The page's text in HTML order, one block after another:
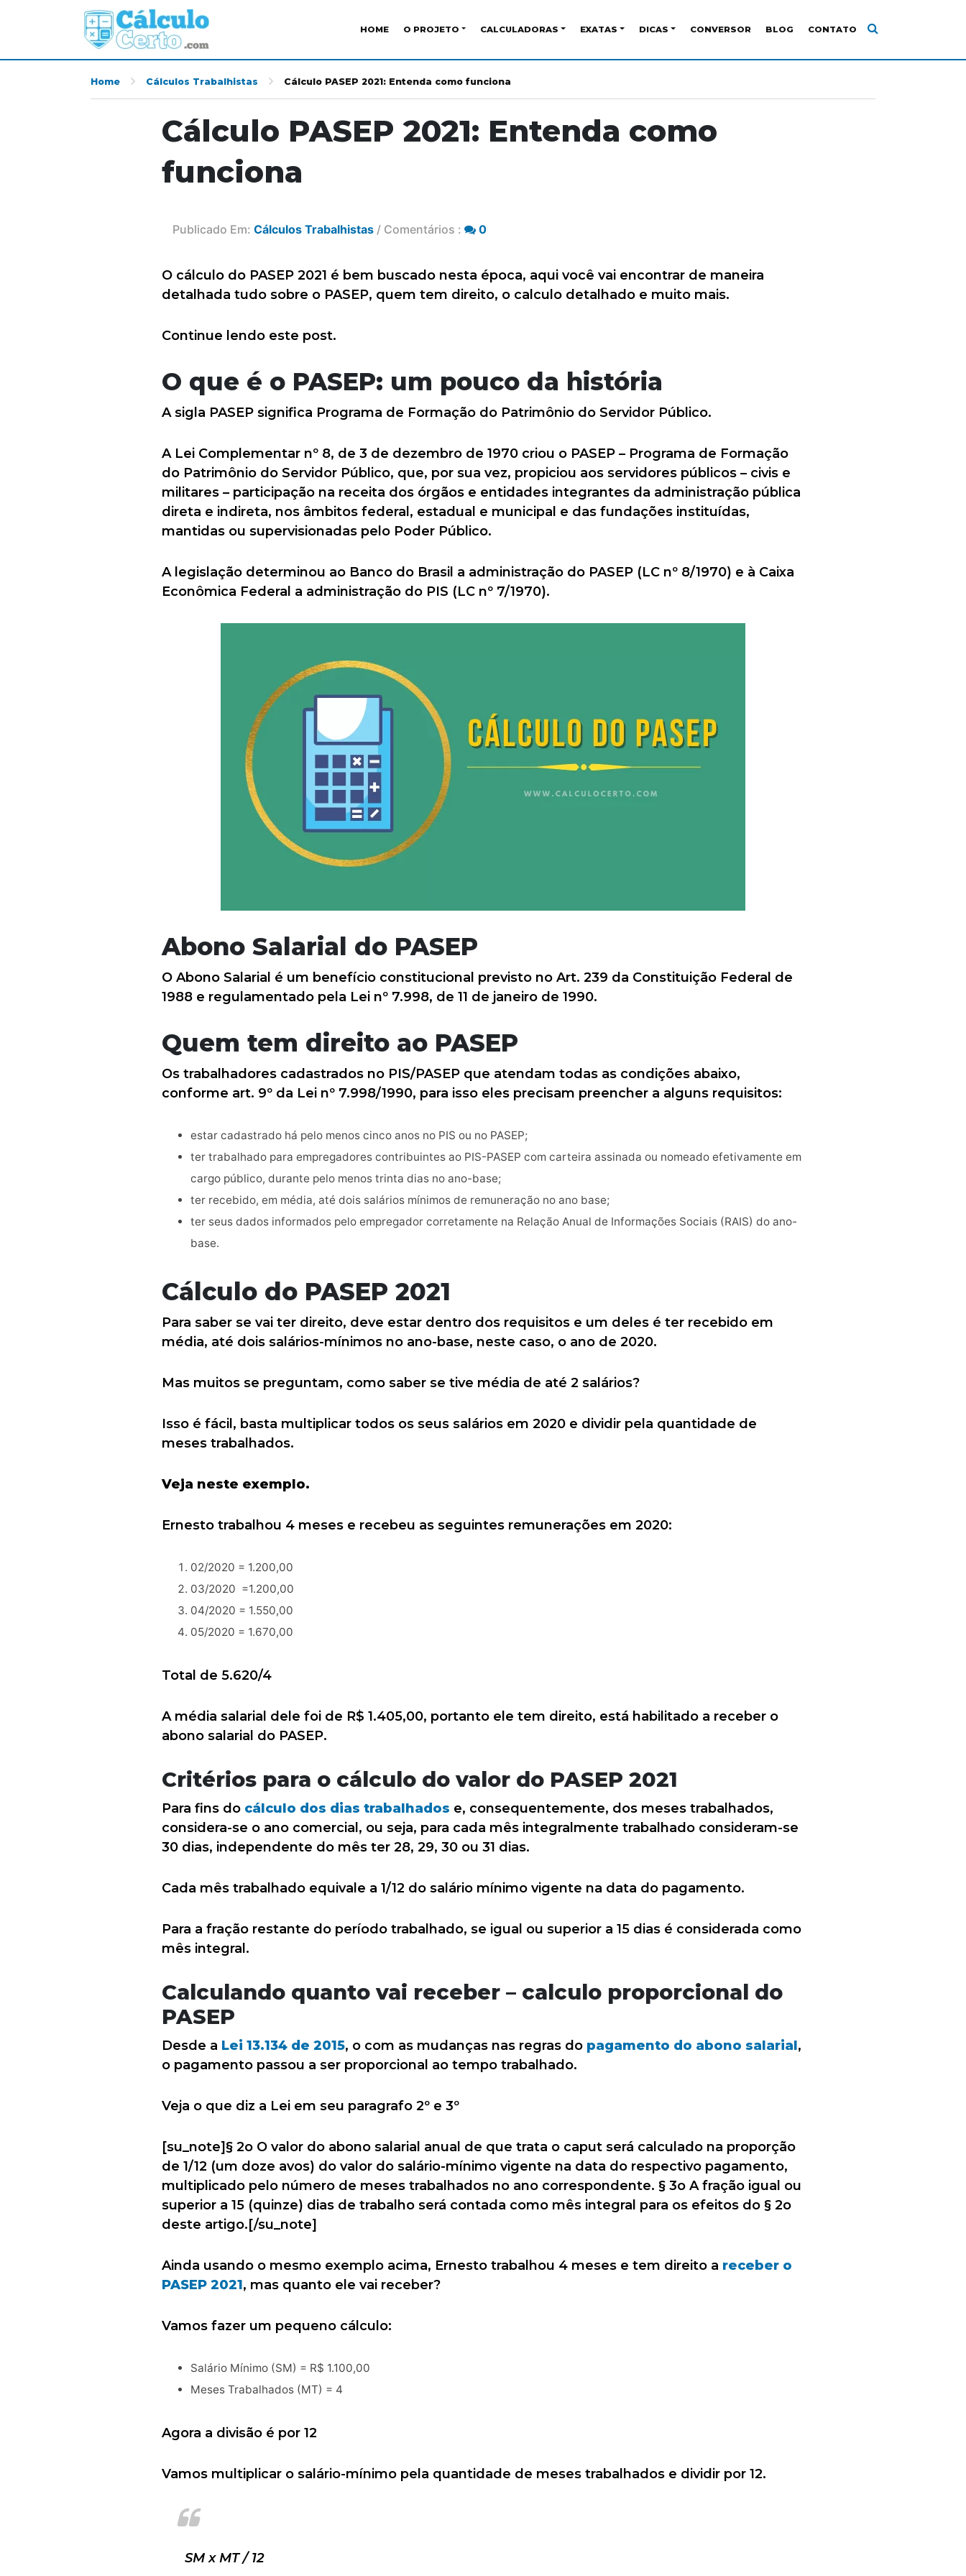
HOME O PROJETO CALCULADORAS EXATAS DICAS CONVERSOR BLOG CONTATO
Home Cálculos Trabalhistas Cálculo PASEP 2021: Entenda como funciona
Cálculo PASEP 2021: Entenda como
funciona
Publicado Em: Cálculos Trabalhistas / Comentários : 0
O cálculo do PASEP 2021 é bem buscado nesta época, aqui você vai encontrar de maneira
detalhada tudo sobre o PASEP, quem tem direito, o calculo detalhado e muito mais.
Continue lendo este post.
O que é o PASEP: um pouco da história
A sigla PASEP significa Programa de Formação do Patrimônio do Servidor Público.
A Lei Complementar nº 8, de 3 de dezembro de 1970 criou o PASEP – Programa de Formação
do Patrimônio do Servidor Público, que, por sua vez, propiciou aos servidores públicos – civis e
militares – participação na receita dos órgãos e entidades integrantes da administração pública
direta e indireta, nos âmbitos federal, estadual e municipal e das fundações instituídas,
mantidas ou supervisionadas pelo Poder Público.
A legislação determinou ao Banco do Brasil a administração do PASEP (LC nº 8/1970) e à Caixa
Econômica Federal a administração do PIS (LC nº 7/1970).
Abono Salarial do PASEP
O Abono Salarial é um benefício constitucional previsto no Art. 239 da Constituição Federal de
1988 e regulamentado pela Lei nº 7.998, de 11 de janeiro de 1990.
Quem tem direito ao PASEP
Os trabalhadores cadastrados no PIS/PASEP que atendam todas as condições abaixo,
conforme art. 9º da Lei nº 7.998/1990, para isso eles precisam preencher a alguns requisitos:
estar cadastrado há pelo menos cinco anos no PIS ou no PASEP;
ter trabalhado para empregadores contribuintes ao PIS-PASEP com carteira assinada ou nomeado efetivamente em
cargo público, durante pelo menos trinta dias no ano-base;
ter recebido, em média, até dois salários mínimos de remuneração no ano base;
ter seus dados informados pelo empregador corretamente na Relação Anual de Informações Sociais (RAIS) do ano-
base.
Cálculo do PASEP 2021
Para saber se vai ter direito, deve estar dentro dos requisitos e um deles é ter recebido em
média, até dois salários-mínimos no ano-base, neste caso, o ano de 2020.
Mas muitos se preguntam, como saber se tive média de até 2 salários?
Isso é fácil, basta multiplicar todos os seus salários em 2020 e dividir pela quantidade de
meses trabalhados.
Veja neste exemplo.
Ernesto trabalhou 4 meses e recebeu as seguintes remunerações em 2020:
02/2020 = 1.200,00
03/2020 =1.200,00
04/2020 = 1.550,00
05/2020 = 1.670,00
Total de 5.620/4
A média salarial dele foi de R$ 1.405,00, portanto ele tem direito, está habilitado a receber o
abono salarial do PASEP.
Critérios para o cálculo do valor do PASEP 2021
Para fins do cálculo dos dias trabalhados e, consequentemente, dos meses trabalhados,
considera-se o ano comercial, ou seja, para cada mês integralmente trabalhado consideram-se
30 dias, independente do mês ter 28, 29, 30 ou 31 dias.
Cada mês trabalhado equivale a 1/12 do salário mínimo vigente na data do pagamento.
Para a fração restante do período trabalhado, se igual ou superior a 15 dias é considerada como
mês integral.
Calculando quanto vai receber – calculo proporcional do
PASEP
Desde a Lei 13.134 de 2015, o com as mudanças nas regras do pagamento do abono salarial,
o pagamento passou a ser proporcional ao tempo trabalhado.
Veja o que diz a Lei em seu paragrafo 2º e 3º
[su_note]§ 2o O valor do abono salarial anual de que trata o caput será calculado na proporção
de 1/12 (um doze avos) do valor do salário-mínimo vigente na data do respectivo pagamento,
multiplicado pelo número de meses trabalhados no ano correspondente. § 3o A fração igual ou
superior a 15 (quinze) dias de trabalho será contada como mês integral para os efeitos do § 2o
deste artigo.[/su_note]
Ainda usando o mesmo exemplo acima, Ernesto trabalhou 4 meses e tem direito a receber o
PASEP 2021, mas quanto ele vai receber?
Vamos fazer um pequeno cálculo:
Salário Mínimo (SM) = R$ 1.100,00
Meses Trabalhados (MT) = 4
Agora a divisão é por 12
Vamos multiplicar o salário-mínimo pela quantidade de meses trabalhados e dividir por 12.
SM x MT / 12